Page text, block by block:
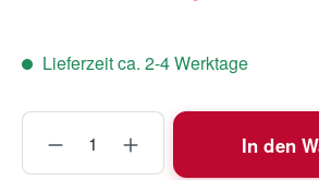
Lieferzeit ca. 2-4 Werktage
Produkt Anzahl: Gib den
In den